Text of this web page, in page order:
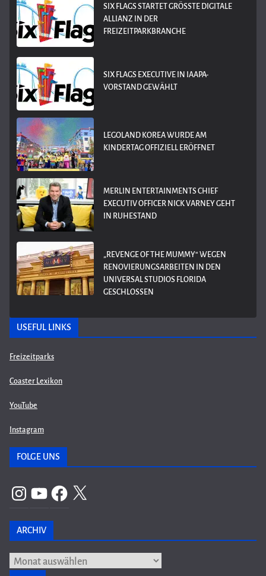
SIX FLAGS STARTET GRÖSSTE DIGITALE A
LLIANZ IN DER F
REIZEITPARKBRANCHE
SIX FLAGS EXECUTIVE IN IAAPA-
VORSTAND GEWÄHLT
LEGOLAND KOREA WURDE AM
KINDERTAG OFFIZIELL ERÖFFNET
MERLIN ENTERTAINMENTS CHIEF
EXECUTIV OFFICER NICK VARNEY GEHT
IN RUHESTAND
„REVENGE OF THE MUMMY“ WEGEN
RENOVIERUNGSARBEITEN IN DEN
UNIVERSAL STUDIOS FLORIDA
GESCHLOSSEN
USEFUL LINKS
Freizeitparks
Coaster Lexikon
YouTube
Instagram
FOLGE UNS
InstagramYouTubeFacebook
X
ARCHIV
Archiv